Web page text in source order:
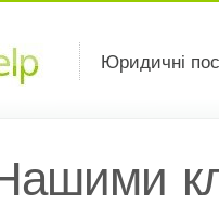
Юридичні